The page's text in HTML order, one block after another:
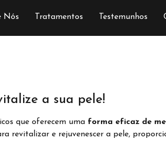
Nós Tratamentos Testemunhos
a sua pele!
que oferecem uma forma eficaz de
revitalizar e rejuvenescer a pele,